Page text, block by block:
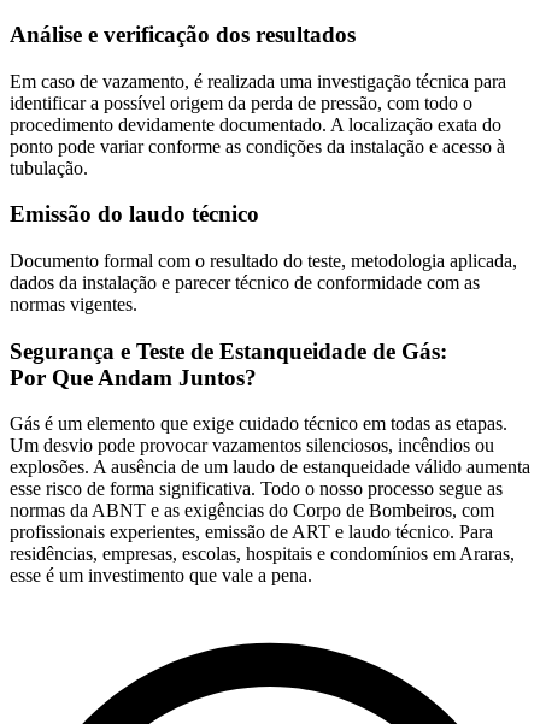
Análise e verificação dos resultados
Em caso de vazamento, é realizada uma investigação técnica para
identificar a possível origem da perda de pressão, com todo o
procedimento devidamente documentado. A localização exata do
ponto pode variar conforme as condições da instalação e acesso à
tubulação.
Emissão do laudo técnico
Documento formal com o resultado do teste, metodologia aplicada,
dados da instalação e parecer técnico de conformidade com as
normas vigentes.
Segurança e Teste de Estanqueidade de Gás:
Por Que Andam Juntos?
Gás é um elemento que exige cuidado técnico em todas as etapas.
Um desvio pode provocar vazamentos silenciosos, incêndios ou
explosões. A ausência de um laudo de estanqueidade válido aumenta
esse risco de forma significativa. Todo o nosso processo segue as
normas da ABNT e as exigências do Corpo de Bombeiros, com
profissionais experientes, emissão de ART e laudo técnico. Para
residências, empresas, escolas, hospitais e condomínios em Araras,
esse é um investimento que vale a pena.